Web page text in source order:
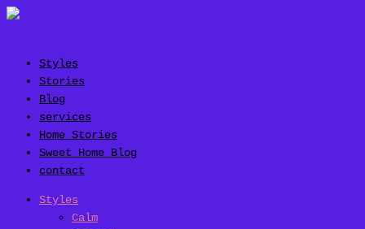
Styles
Stories
Blog
services
Home Stories
Sweet Home Blog
contact
Styles
Calm